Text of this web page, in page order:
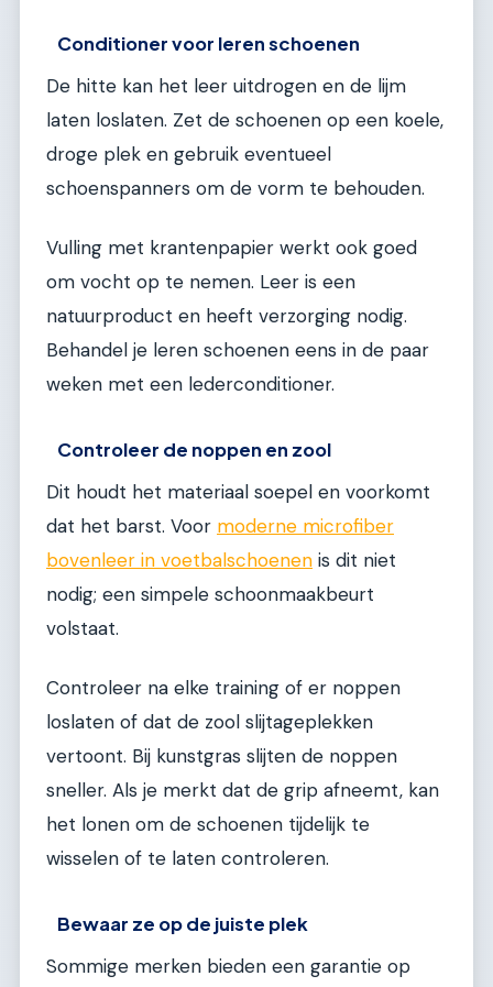
Conditioner voor leren schoenen
De hitte kan het leer uitdrogen en de lijm
laten loslaten. Zet de schoenen op een koele,
droge plek en gebruik eventueel
schoenspanners om de vorm te behouden.
Vulling met krantenpapier werkt ook goed
om vocht op te nemen. Leer is een
natuurproduct en heeft verzorging nodig.
Behandel je leren schoenen eens in de paar
weken met een lederconditioner.
Controleer de noppen en zool
Dit houdt het materiaal soepel en voorkomt
dat het barst. Voor moderne microfiber
bovenleer in voetbalschoenen is dit niet
nodig; een simpele schoonmaakbeurt
volstaat.
Controleer na elke training of er noppen
loslaten of dat de zool slijtageplekken
vertoont. Bij kunstgras slijten de noppen
sneller. Als je merkt dat de grip afneemt, kan
het lonen om de schoenen tijdelijk te
wisselen of te laten controleren.
Bewaar ze op de juiste plek
Sommige merken bieden een garantie op